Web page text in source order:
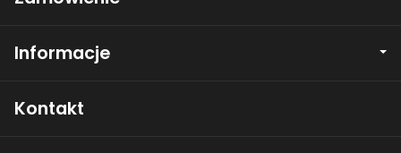
Informacje
Kontakt